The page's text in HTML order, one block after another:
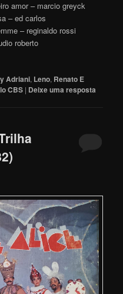
amor – marcio greyck
– ed carlos
– reginaldo rossi
roberto
Adriani, Leno, Renato E
CBS | Deixe uma resposta